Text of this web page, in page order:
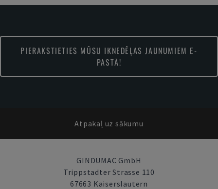
PIERAKSTIETIES MŪSU IKNEDĒĻAS JAUNUMIEM E-
PASTĀ!
Atpakaļ uz sākumu
GINDUMAC GmbH
Trippstadter Strasse 110
67663 Kaiserslautern